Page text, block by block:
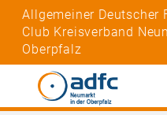
Allgemeiner Deutscher
Club Kreisverband
Oberpfalz